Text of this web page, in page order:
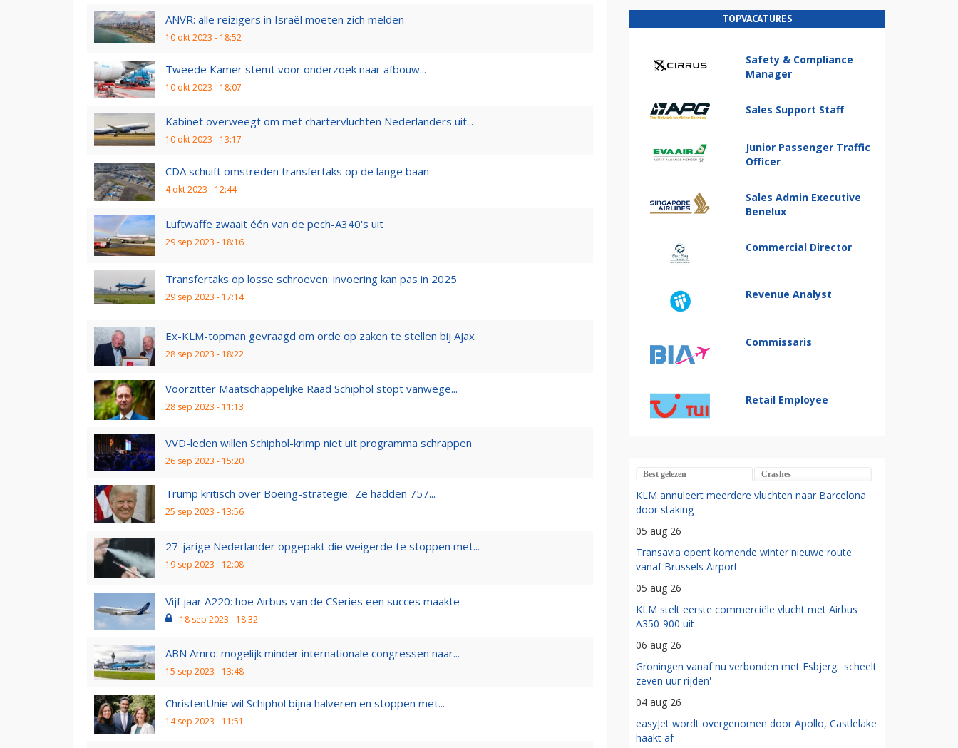
ANVR: alle reizigers in Israël moeten zich melden
10 okt 2023 - 18:52
Tweede Kamer stemt voor onderzoek naar afbouw...
10 okt 2023 - 18:07
Kabinet overweegt om met chartervluchten Nederlanders uit...
10 okt 2023 - 13:17
CDA schuift omstreden transfertaks op de lange baan
4 okt 2023 - 12:44
Luftwaffe zwaait één van de pech-A340's uit
29 sep 2023 - 18:16
Transfertaks op losse schroeven: invoering kan pas in 2025
29 sep 2023 - 17:14
Ex-KLM-topman gevraagd om orde op zaken te stellen bij Ajax
28 sep 2023 - 18:22
Voorzitter Maatschappelijke Raad Schiphol stopt vanwege...
28 sep 2023 - 11:13
VVD-leden willen Schiphol-krimp niet uit programma schrappen
26 sep 2023 - 15:20
Trump kritisch over Boeing-strategie: 'Ze hadden 757...
25 sep 2023 - 13:56
27-jarige Nederlander opgepakt die weigerde te stoppen met...
19 sep 2023 - 12:08
Vijf jaar A220: hoe Airbus van de CSeries een succes maakte
18 sep 2023 - 18:32
ABN Amro: mogelijk minder internationale congressen naar...
15 sep 2023 - 13:48
ChristenUnie wil Schiphol bijna halveren en stoppen met...
14 sep 2023 - 11:51
TOPVACATURES
Safety & Compliance
Manager
Sales Support Staff
Junior Passenger Traffic
Officer
Sales Admin Executive
Benelux
Commercial Director
Revenue Analyst
Commissaris
Retail Employee
Best gelezen Crashes
KLM annuleert meerdere vluchten naar Barcelona
door staking
05 aug 26
Transavia opent komende winter nieuwe route
vanaf Brussels Airport
05 aug 26
KLM stelt eerste commerciële vlucht met Airbus
A350-900 uit
06 aug 26
Groningen vanaf nu verbonden met Esbjerg: 'scheelt
zeven uur rijden'
04 aug 26
easyJet wordt overgenomen door Apollo, Castlelake
haakt af